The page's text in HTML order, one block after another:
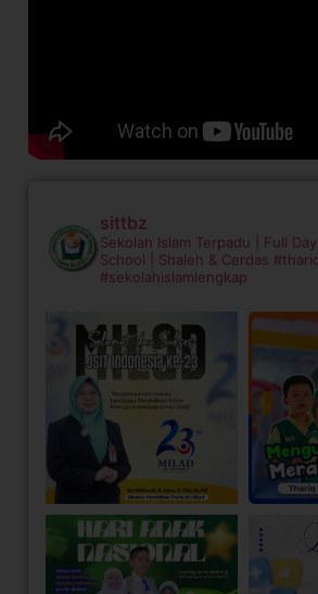
sittbz
Sekolah Islam Terpadu | Full
School | Shaleh & Cerdas
#sekolahislamlengkap